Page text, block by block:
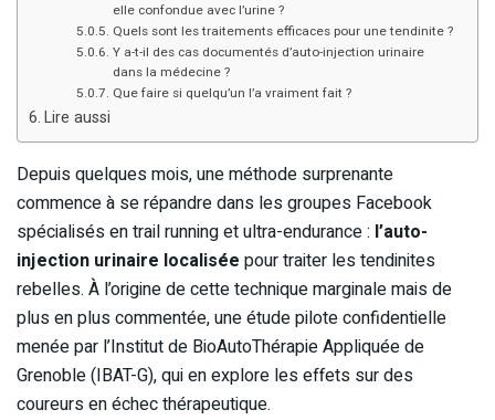
elle confondue avec l’urine ?
Quels sont les traitements efficaces pour une tendinite ?
Y a-t-il des cas documentés d’auto-injection urinaire
dans la médecine ?
Que faire si quelqu’un l’a vraiment fait ?
Lire aussi
Depuis quelques mois, une méthode surprenante
commence à se répandre dans les groupes Facebook
spécialisés en trail running et ultra-endurance : l’auto-
injection urinaire localisée pour traiter les tendinites
rebelles. À l’origine de cette technique marginale mais de
plus en plus commentée, une étude pilote confidentielle
menée par l’Institut de BioAutoThérapie Appliquée de
Grenoble (IBAT-G), qui en explore les effets sur des
coureurs en échec thérapeutique.